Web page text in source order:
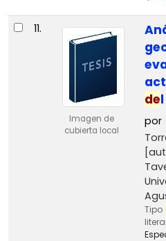
11.
Imagen de
cubierta local
de
por
Tipo